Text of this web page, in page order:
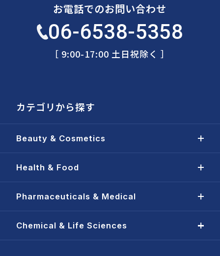
お電話でのお問い合わせ
06-6538-5358
［ 9:00-17:00 土日祝除く ］
カテゴリから探す
Beauty & Cosmetics
Health & Food
Pharmaceuticals & Medical
Chemical & Life Sciences